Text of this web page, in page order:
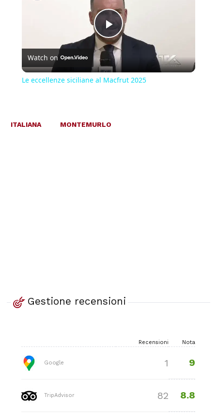
Play
Video
Watch on
Le eccellenze siciliane al Macfrut 2025
ITALIANA MONTEMURLO
Gestione recensioni
Recensioni Nota
Google 1 9
TripAdvisor 82 8.8